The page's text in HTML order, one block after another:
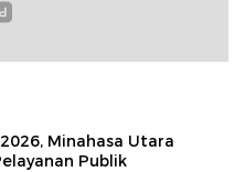
Minahasa Utara
Publik